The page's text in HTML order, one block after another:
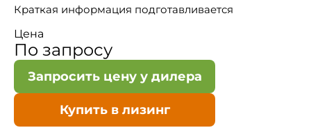
Краткая информация подготавливается
Цена
По запросу
Запросить цену у дилера
Купить в лизинг